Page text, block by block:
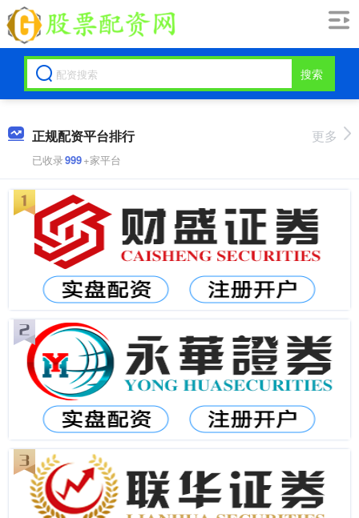
搜索
正规配资平台排行
已收录999+家平台
更多